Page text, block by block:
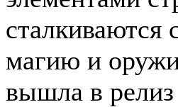
сталкиваются
магию и
вышла в